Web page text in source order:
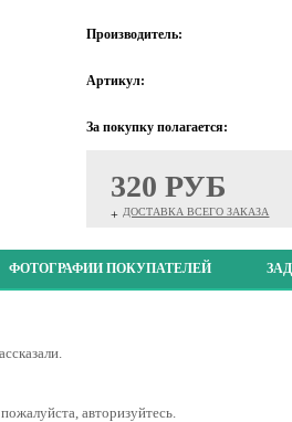
Производитель:
Артикул:
За покупку полагается:
320 РУБ
+ ДОСТАВКА ВСЕГО ЗАКАЗА
ФОТОГРАФИИ ПОКУПАТЕЛЕЙ
авторизуйтесь.